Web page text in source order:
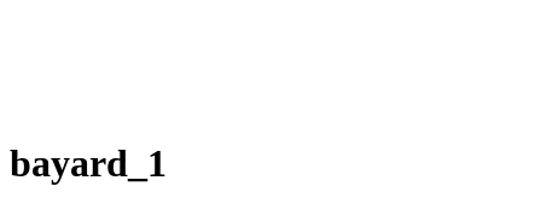
bayard_1